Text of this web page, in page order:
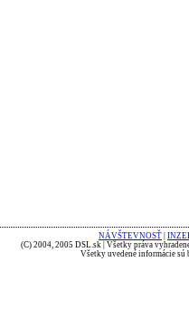
NÁVŠTEVNOSŤ
(C) 2004, 2005 DSL.sk | Všetky práva
Všetky uvedené informácie sú